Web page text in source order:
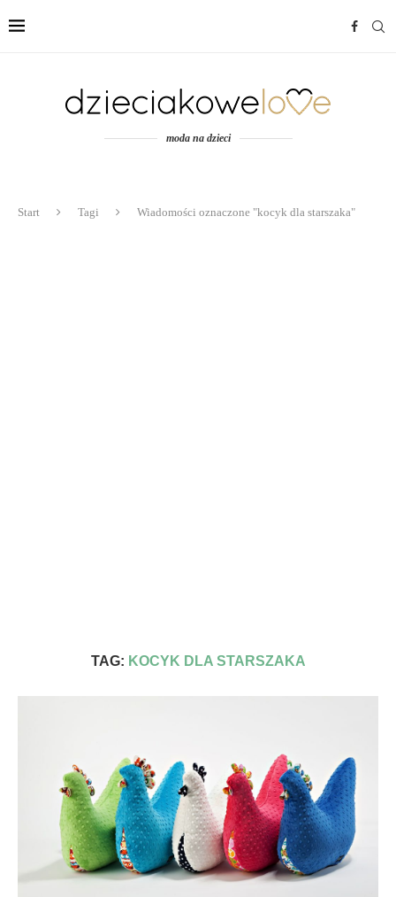
moda na dzieci
Start Tagi Wiadomości oznaczone "kocyk dla starszaka"
TAG: KOCYK DLA STARSZAKA